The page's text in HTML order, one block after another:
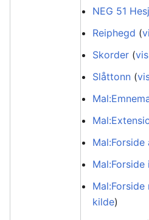
NEG 51
Reiphegd (
Skorder (
Slåttonn (
Mal:Forside
kilde)